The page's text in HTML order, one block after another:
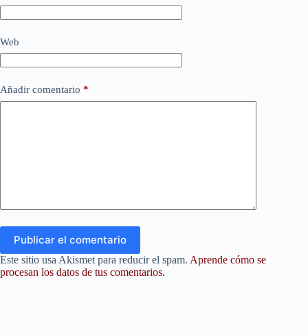
Web
Añadir comentario *
Publicar el comentario
Este sitio usa Akismet para reducir el spam. Aprende cómo se
procesan los datos de tus comentarios.